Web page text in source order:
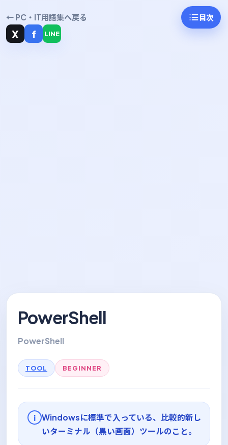
← PC・IT用語集へ戻る
X f LINE
PowerShell
PowerShell
TOOL BEGINNER
i
Windowsに標準で入っている、比較的新し
いターミナル（黒い画面）ツールのこと。
目次